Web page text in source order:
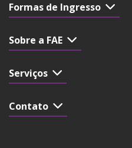
Formas de Ingresso
Sobre a FAE
Serviços
Contato